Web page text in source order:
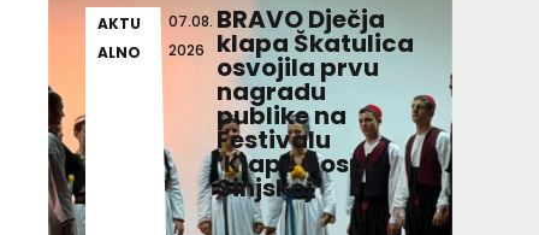
AKTU
ALNO
07.08.
2026
BRAVO Dječja
klapa Škatulica
osvojila prvu
nagradu
publike na
Festivalu
‘Klape Gospi
Sinjskoj’